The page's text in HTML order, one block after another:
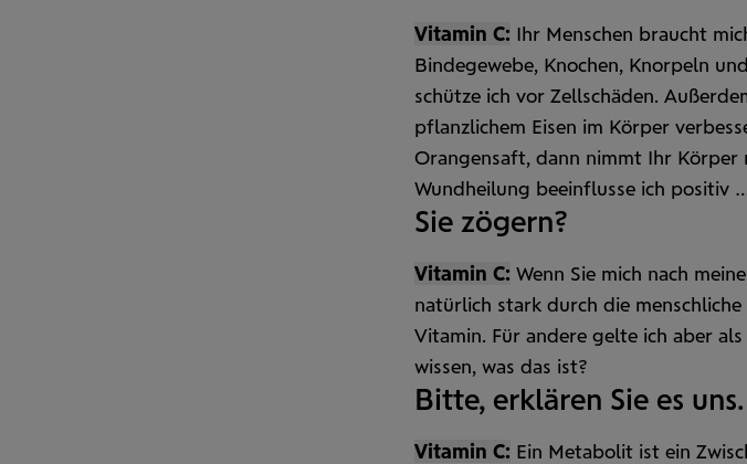
Vitamin C: Ihr Menschen braucht
Binde­gewebe, Knochen, Knorpeln
schütze ich vor Zell­schäden.
pflanzlichem Eisen im Körper
Orangen­saft, dann nimmt Ihr Körper
Wund­heilung beeinflusse ich positiv
Sie zögern?
Vitamin C: Wenn Sie mich nach
natürlich stark durch die
Vitamin. Für andere gelte ich aber
wissen, was das ist?
Bitte, erklären Sie es uns.
Vitamin C: Ein Metabolit ist ein